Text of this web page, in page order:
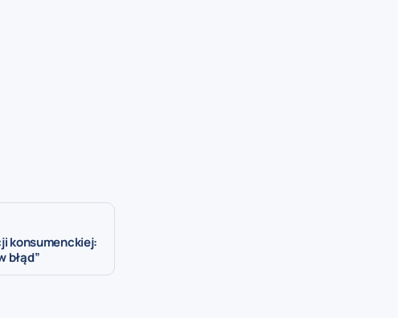
konsumenckiej:
błąd”